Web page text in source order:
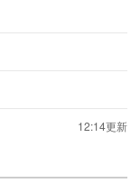
12:14更新